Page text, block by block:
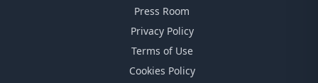
Press Room
Privacy Policy
Terms of Use
Cookies Policy